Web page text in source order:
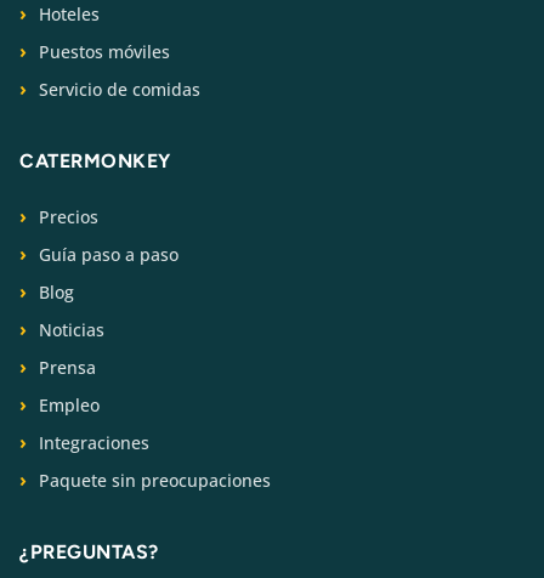
Hoteles
Puestos móviles
Servicio de comidas
CATERMONKEY
Precios
Guía paso a paso
Blog
Noticias
Prensa
Empleo
Integraciones
Paquete sin preocupaciones
¿PREGUNTAS?